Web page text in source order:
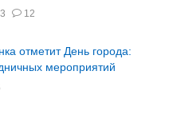
3 12
отметит День города:
мероприятий